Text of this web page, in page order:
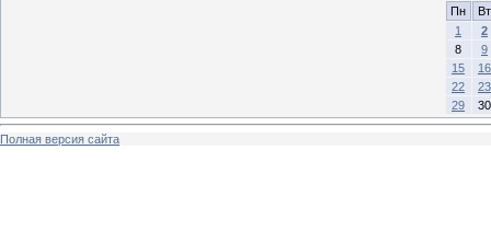
Пн
Вт
1
2
8
9
15
16
22
23
29
30
Полная версия сайта